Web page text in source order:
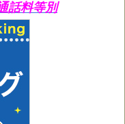
話料等別